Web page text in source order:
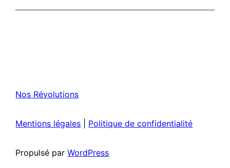
Nos Révolutions
Mentions légales Politique de confidentialité
Propulsé parWordPress